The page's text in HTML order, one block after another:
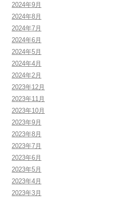
2024年9月
2024年8月
2024年7月
2024年6月
2024年5月
2024年4月
2024年2月
2023年12月
2023年11月
2023年10月
2023年9月
2023年8月
2023年7月
2023年6月
2023年5月
2023年4月
2023年3月